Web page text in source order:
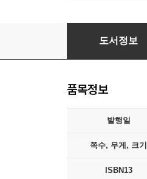
도서정보
품목정보
발행일
쪽수, 무게, 크기
ISBN13